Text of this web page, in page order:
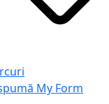
My Form